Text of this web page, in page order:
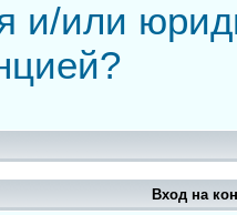
и/или
Вход на